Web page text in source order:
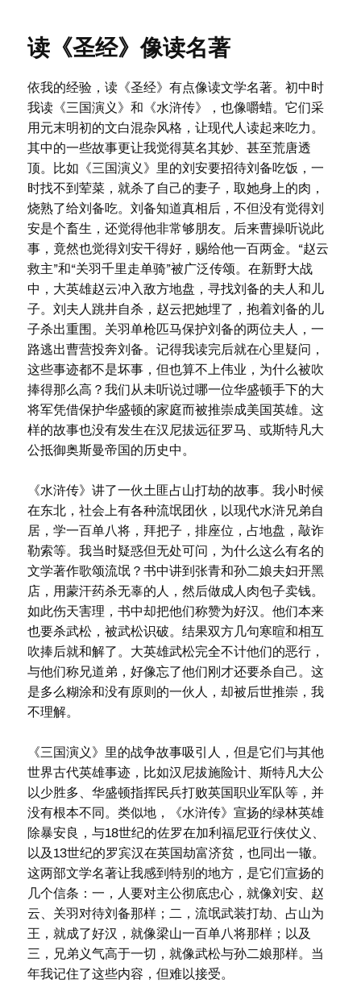
读《圣经》像读名著
依我的经验，读《圣经》有点像读文学名著。初中时
我读《三国演义》和《水浒传》，也像嚼蜡。它们采
用元末明初的文白混杂风格，让现代人读起来吃力。
其中的一些故事更让我觉得莫名其妙、甚至荒唐透
顶。比如《三国演义》里的刘安要招待刘备吃饭，一
时找不到荤菜，就杀了自己的妻子，取她身上的肉，
烧熟了给刘备吃。刘备知道真相后，不但没有觉得刘
安是个畜生，还觉得他非常够朋友。后来曹操听说此
事，竟然也觉得刘安干得好，赐给他一百两金。“赵云
救主”和“关羽千里走单骑”被广泛传颂。在新野大战
中，大英雄赵云冲入敌方地盘，寻找刘备的夫人和儿
子。刘夫人跳井自杀，赵云把她埋了，抱着刘备的儿
子杀出重围。关羽单枪匹马保护刘备的两位夫人，一
路逃出曹营投奔刘备。记得我读完后就在心里疑问，
这些事迹都不是坏事，但也算不上伟业，为什么被吹
捧得那么高？我们从未听说过哪一位华盛顿手下的大
将军凭借保护华盛顿的家庭而被推崇成美国英雄。这
样的故事也没有发生在汉尼拔远征罗马、或斯特凡大
公抵御奥斯曼帝国的历史中。
《水浒传》讲了一伙土匪占山打劫的故事。我小时候
在东北，社会上有各种流氓团伙，以现代水浒兄弟自
居，学一百单八将，拜把子，排座位，占地盘，敲诈
勒索等。我当时疑惑但无处可问，为什么这么有名的
文学著作歌颂流氓？书中讲到张青和孙二娘夫妇开黑
店，用蒙汗药杀无辜的人，然后做成人肉包子卖钱。
如此伤天害理，书中却把他们称赞为好汉。他们本来
也要杀武松，被武松识破。结果双方几句寒暄和相互
吹捧后就和解了。大英雄武松完全不计他们的恶行，
与他们称兄道弟，好像忘了他们刚才还要杀自己。这
是多么糊涂和没有原则的一伙人，却被后世推崇，我
不理解。
《三国演义》里的战争故事吸引人，但是它们与其他
世界古代英雄事迹，比如汉尼拔施险计、斯特凡大公
以少胜多、华盛顿指挥民兵打败英国职业军队等，并
没有根本不同。类似地，《水浒传》宣扬的绿林英雄
除暴安良，与18世纪的佐罗在加利福尼亚行侠仗义、
以及13世纪的罗宾汉在英国劫富济贫，也同出一辙。
这两部文学名著让我感到特别的地方，是它们宣扬的
几个信条：一，人要对主公彻底忠心，就像刘安、赵
云、关羽对待刘备那样；二，流氓武装打劫、占山为
王，就成了好汉，就像梁山一百单八将那样；以及
三，兄弟义气高于一切，就像武松与孙二娘那样。当
年我记住了这些内容，但难以接受。